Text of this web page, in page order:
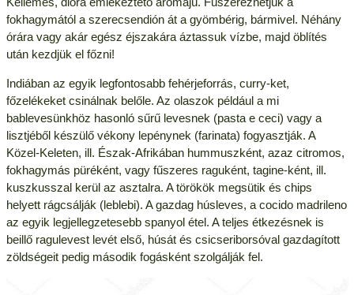
fokhagymától a szerecsendión át a gyömbérig, bármivel. Néhány
órára vagy akár egész éjszakára áztassuk vízbe, majd öblítés
után kezdjük el főzni!
Indiában az egyik legfontosabb fehérjeforrás, curry-ket,
főzelékeket csinálnak belőle. Az olaszok például a mi
bablevesünkhöz hasonló sűrű levesnek (pasta e ceci) vagy a
lisztjéből készülő vékony lepénynek (farinata) fogyasztják. A
Közel-Keleten, ill. Észak-Afrikában hummuszként, azaz citromos,
fokhagymás püréként, vagy fűszeres raguként, tagine-ként, ill.
kuszkusszal kerül az asztalra. A törökök megsütik és chips
helyett rágcsálják (leblebi). A gazdag húsleves, a cocido madrileno
az egyik legjellegzetesebb spanyol étel. A teljes étkezésnek is
beillő ragulevest levét első, húsát és csicseriborsóval gazdagított
zöldségeit pedig második fogásként szolgálják fel.